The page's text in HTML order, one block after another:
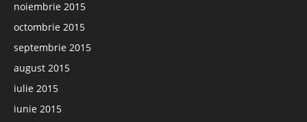
noiembrie 2015
octombrie 2015
septembrie 2015
august 2015
iulie 2015
iunie 2015